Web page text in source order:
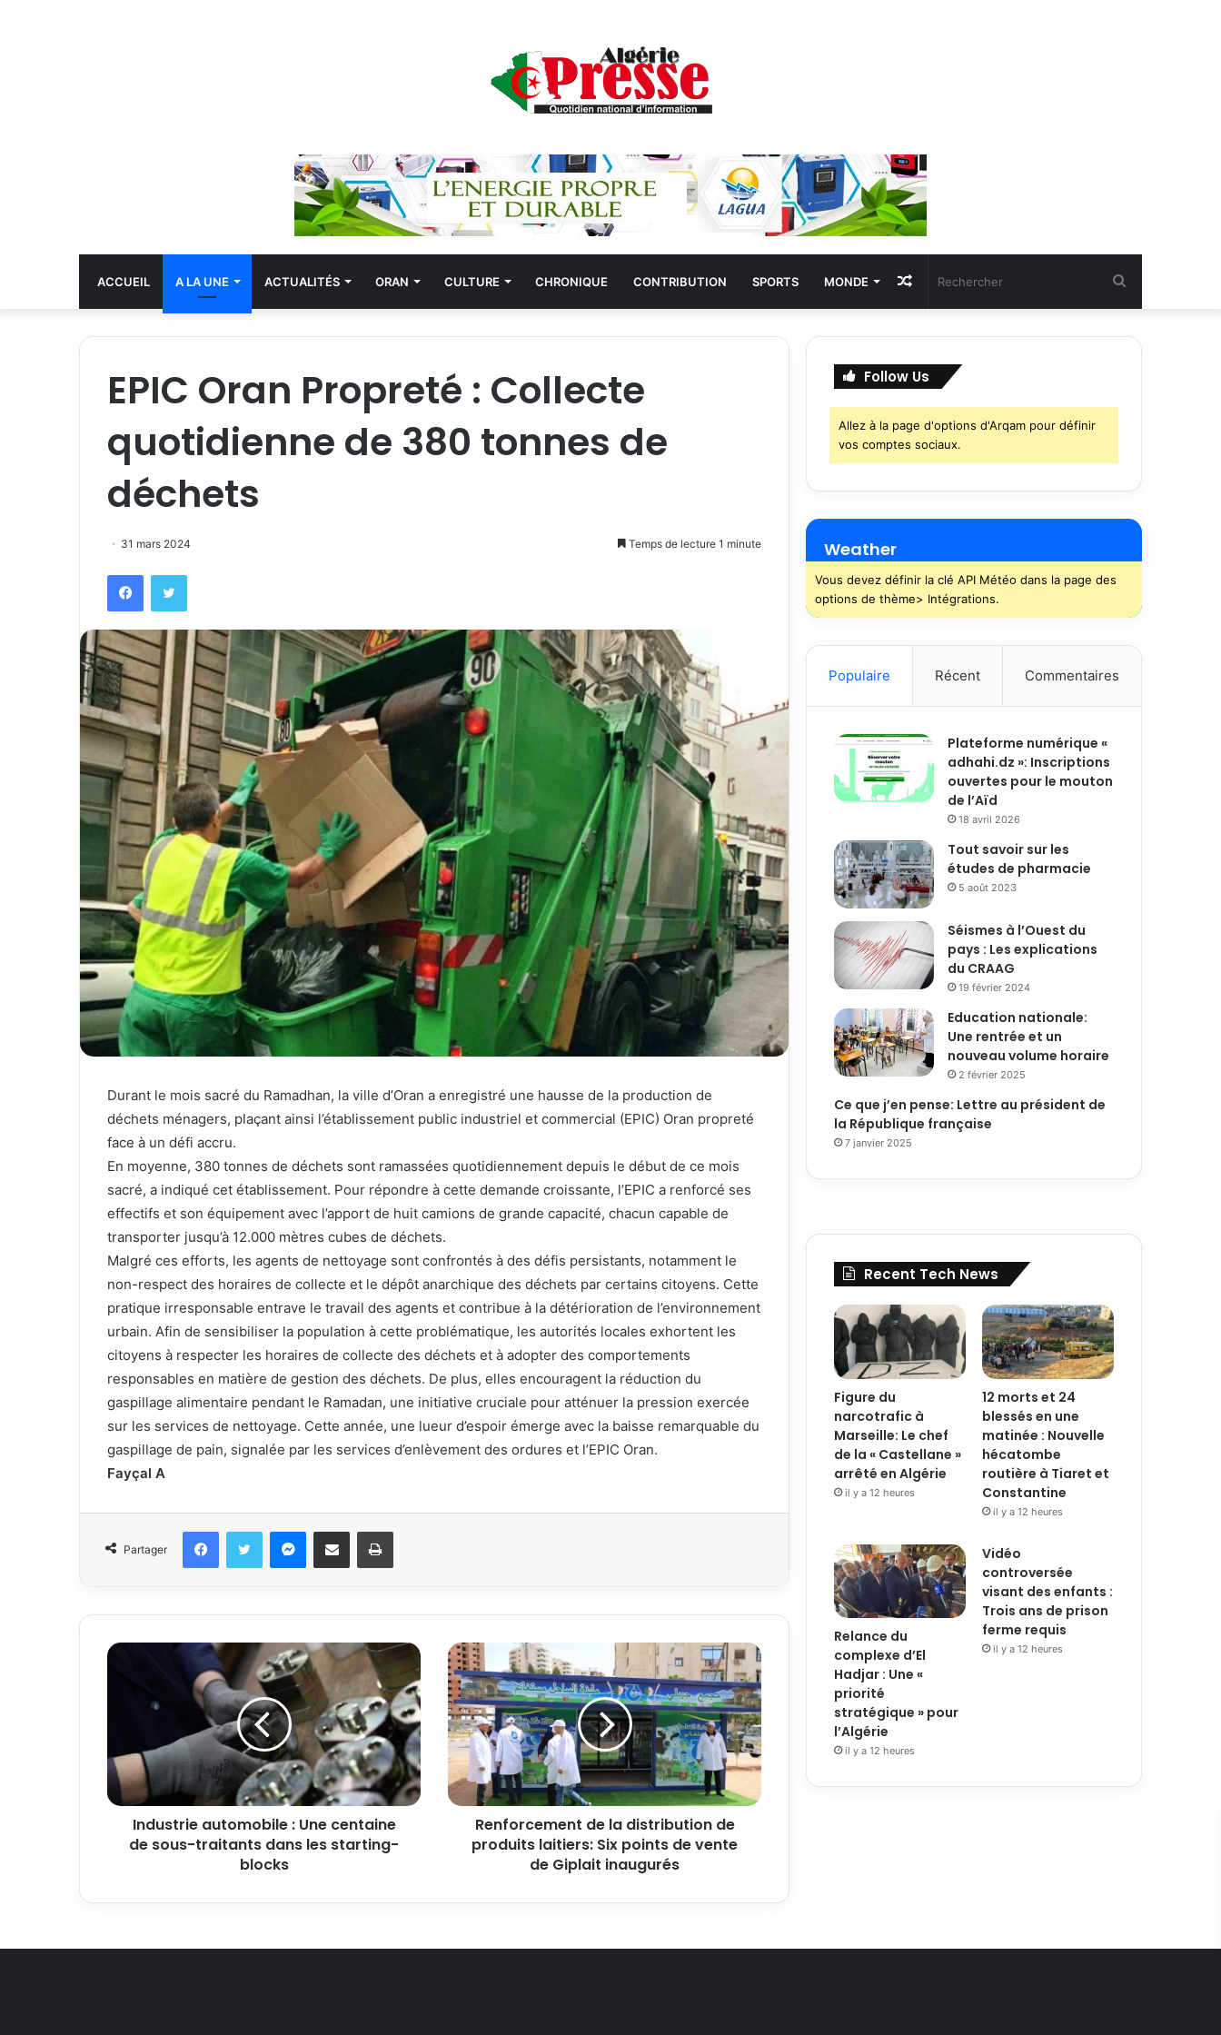
ACCUEIL A LA UNE ACTUALITÉS ORAN CULTURE CHRONIQUE CONTRIBUTION SPORTS MONDE Rechercher
Article
Aléatoire
EPIC Oran Propreté : Collecte
quotidienne de 380 tonnes de
déchets
31 mars 2024 Temps de lecture 1 minute
FacebookTwitter
Durant le mois sacré du Ramadhan, la ville d’Oran a enregistré une hausse de la production de
déchets ménagers, plaçant ainsi l’établissement public industriel et commercial (EPIC) Oran propreté
face à un défi accru.
En moyenne, 380 tonnes de déchets sont ramassées quotidiennement depuis le début de ce mois
sacré, a indiqué cet établissement. Pour répondre à cette demande croissante, l’EPIC a renforcé ses
effectifs et son équipement avec l’apport de huit camions de grande capacité, chacun capable de
transporter jusqu’à 12.000 mètres cubes de déchets.
Malgré ces efforts, les agents de nettoyage sont confrontés à des défis persistants, notamment le
non-respect des horaires de collecte et le dépôt anarchique des déchets par certains citoyens. Cette
pratique irresponsable entrave le travail des agents et contribue à la détérioration de l’environnement
urbain. Afin de sensibiliser la population à cette problématique, les autorités locales exhortent les
citoyens à respecter les horaires de collecte des déchets et à adopter des comportements
responsables en matière de gestion des déchets. De plus, elles encouragent la réduction du
gaspillage alimentaire pendant le Ramadan, une initiative cruciale pour atténuer la pression exercée
sur les services de nettoyage. Cette année, une lueur d’espoir émerge avec la baisse remarquable du
gaspillage de pain, signalée par les services d’enlèvement des ordures et l’EPIC Oran.
Fayçal A
Partager
FacebookTwitter Messenger
Partager par email Imprimer
Industrie automobile : Une centaine
de sous-traitants dans les starting-
blocks
Renforcement de la distribution de
produits laitiers: Six points de vente
de Giplait inaugurés
Follow Us
Allez à la page d'options d'Arqam pour définir
vos comptes sociaux.
Weather
Vous devez définir la clé API Météo dans la page des
options de thème> Intégrations.
Populaire Récent Commentaires
Plateforme numérique «
adhahi.dz »: Inscriptions
ouvertes pour le mouton
de l’Aïd
18 avril 2026
Tout savoir sur les
études de pharmacie
5 août 2023
Séismes à l’Ouest du
pays : Les explications
du CRAAG
19 février 2024
Education nationale:
Une rentrée et un
nouveau volume horaire
2 février 2025
Ce que j’en pense: Lettre au président de
la République française
7 janvier 2025
Recent Tech News
Figure du
narcotrafic à
Marseille: Le chef
de la « Castellane »
arrêté en Algérie
il y a 12 heures
12 morts et 24
blessés en une
matinée : Nouvelle
hécatombe
routière à Tiaret et
Constantine
il y a 12 heures
Relance du
complexe d’El
Hadjar : Une «
priorité
stratégique » pour
l’Algérie
il y a 12 heures
Vidéo
controversée
visant des enfants :
Trois ans de prison
ferme requis
il y a 12 heures